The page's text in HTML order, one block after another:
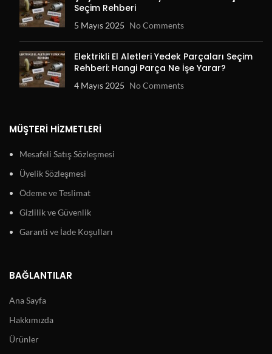
Seçim Rehberi
5 Mayıs 2025 No Comments
Elektrikli El Aletleri Yedek Parçaları Seçim
Rehberi: Hangi Parça Ne İşe Yarar?
4 Mayıs 2025 No Comments
MÜŞTERI HIZMETLERI
Mesafeli Satış Sözleşmesi
Üyelik Sözleşmesi
Ödeme ve Teslimat
Gizlilik ve Güvenlik
Garanti ve İade Koşulları
BAĞLANTILAR
Ana Sayfa
Hakkımızda
Ürünler